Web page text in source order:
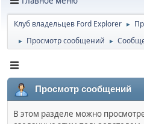
Клуб владельцев Ford Explorer ►
► Просмотр сообщений ►
Просмотр сообщений
В этом разделе можно